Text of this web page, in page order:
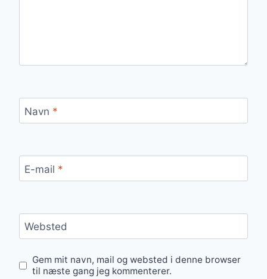
Navn *
E-mail *
Websted
Gem mit navn, mail og websted i denne browser
til næste gang jeg kommenterer.